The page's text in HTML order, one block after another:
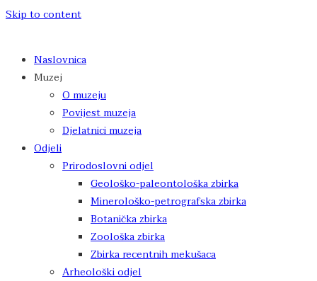
Skip to content
Naslovnica
Muzej
O muzeju
Povijest muzeja
Djelatnici muzeja
Odjeli
Prirodoslovni odjel
Geološko-paleontološka zbirka
Minerološko-petrografska zbirka
Botanička zbirka
Zoološka zbirka
Zbirka recentnih mekušaca
Arheološki odjel